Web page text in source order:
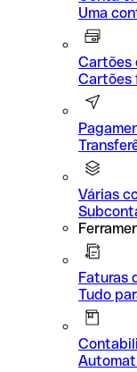
Uma
Cartões
Cartões
Várias
Faturas
Tudo